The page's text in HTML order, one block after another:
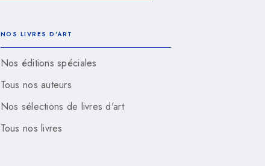
NOS LIVRES D'ART
Nos éditions spéciales
Tous nos auteurs
Nos sélections de livres d'art
Tous nos livres